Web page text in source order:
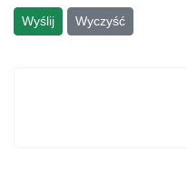
Wyślij Wyczyść